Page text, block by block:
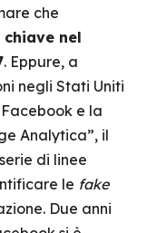
che
nel
. Eppure, a
negli Stati Uniti
e la
Analytica”, il
di linee
le fake
Due anni